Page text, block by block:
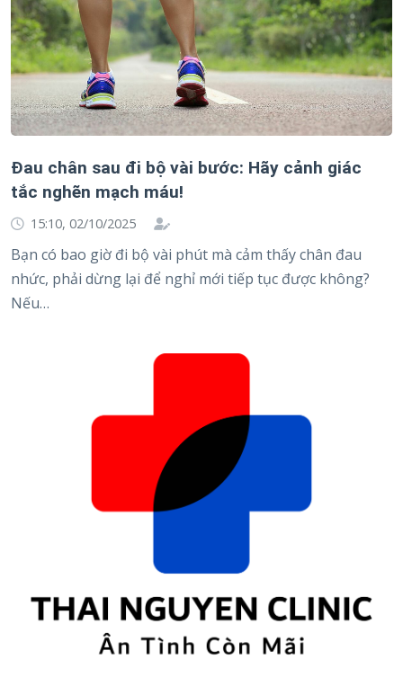
Đau chân sau đi bộ vài bước: Hãy cảnh giác
tắc nghẽn mạch máu!
15:10, 02/10/2025
Bạn có bao giờ đi bộ vài phút mà cảm thấy chân đau
nhức, phải dừng lại để nghỉ mới tiếp tục được không?
Nếu…